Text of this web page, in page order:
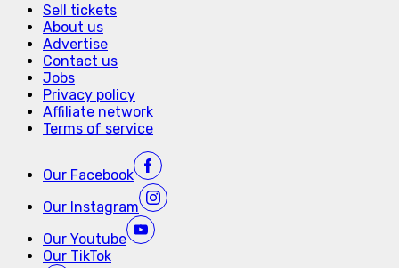
Sell tickets
About us
Advertise
Contact us
Jobs
Privacy policy
Affiliate network
Terms of service
Our Facebook
Our Instagram
Our Youtube
Our TikTok